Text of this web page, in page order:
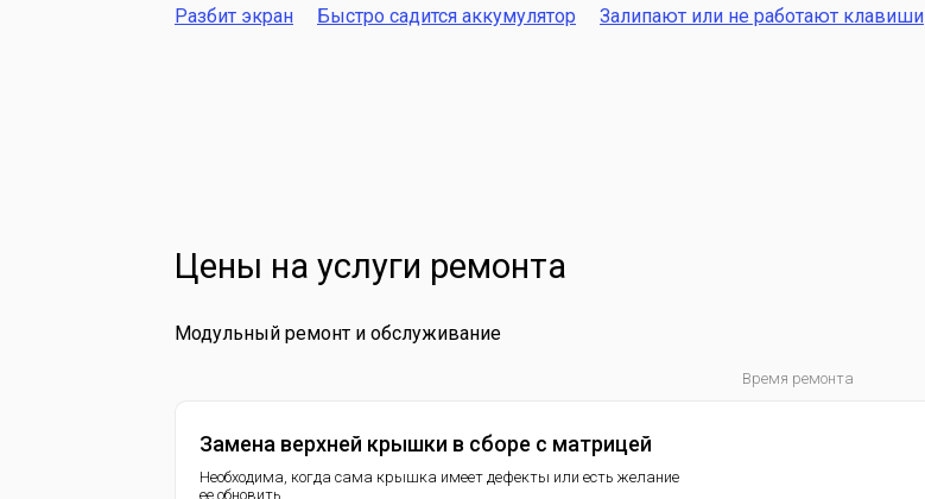
Разбит экран Быстро садится аккумулятор Залипают или не работают клавиши
Цены на услуги ремонта
Модульный ремонт и обслуживание
Время ремонта
Замена верхней крышки в сборе с матрицей
Необходима, когда сама крышка имеет дефекты или есть желание
ее обновить.